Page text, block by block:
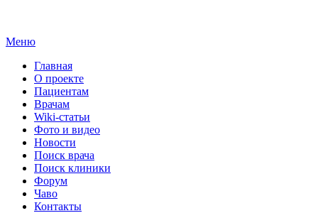
Меню
Главная
О проекте
Пациентам
Врачам
Wiki-статьи
Фото и видео
Новости
Поиск врача
Поиск клиники
Форум
Чаво
Контакты